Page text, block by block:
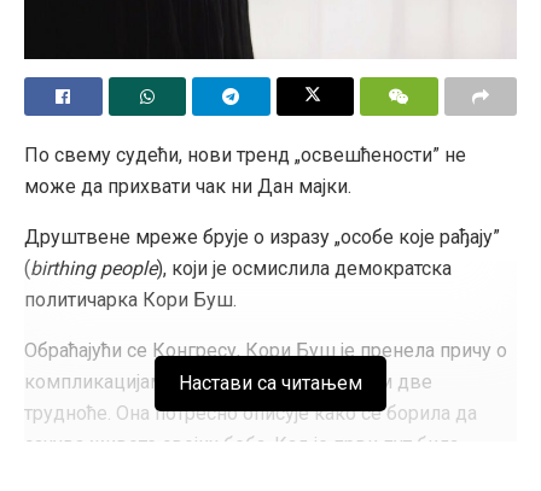
По свему судећи, нови тренд „освешћености” не
може да прихвати чак ни Дан мајки.
Друштвене мреже брује о изразу „особе које рађају”
(birthing people), који је осмислила демократска
политичарка Кори Буш.
Обраћајући се Конгресу, Кори Буш је пренела причу о
компликацијама које је доживела током две
трудноће. Она потресно описује како се борила да
сачува животе својих беба. Кад је први пут била
Настави са читањем